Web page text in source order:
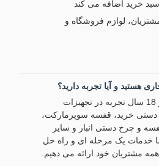
خرید اضافه می کند
لوازم فروشگاه و
A1: ما تولید کننده با بیش از 18 سال تجربه در تجهیزات
خرید، قفسه سوپرمارکت،
و چرخ دستی انبار و سایر
خدمات یک مرحله ای و راه حل
مشتریان خود ارائه می دهیم.